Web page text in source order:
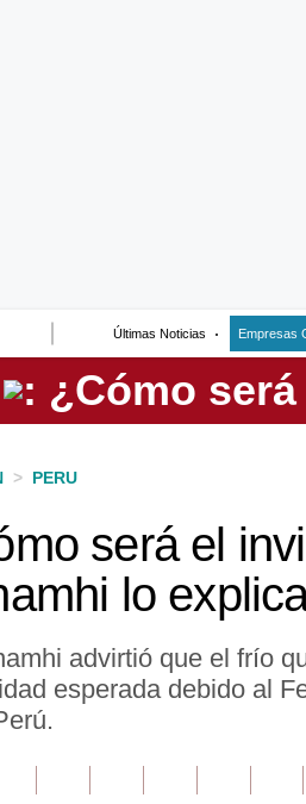
Últimas Noticias Empresas
> PERU
será el
lo
advirtió que el frío
esperada debido al